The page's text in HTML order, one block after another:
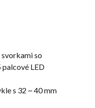
svorkami so
LED
s 32 ~ 40 mm